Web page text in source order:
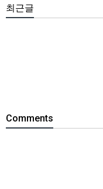
최근글
Comments